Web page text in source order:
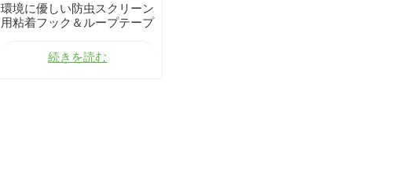
環境に優しい防虫スクリーン
用粘着フック＆ループテープ
続きを読む